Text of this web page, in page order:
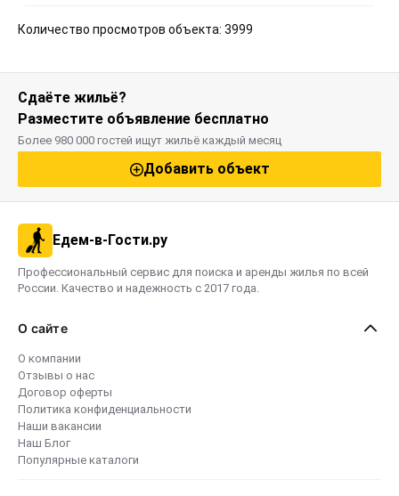
Количество просмотров объекта: 3999
Сдаёте жильё?
Разместите объявление бесплатно
Более 980 000 гостей ищут жильё каждый месяц
Добавить объект
Едем-в-Гости.ру
Профессиональный сервис для поиска и аренды жилья по всей
России. Качество и надежность с 2017 года.
О сайте
О компании
Отзывы о нас
Договор оферты
Политика конфиденциальности
Наши вакансии
Наш Блог
Популярные каталоги